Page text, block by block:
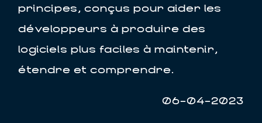
principes, conçus pour aider les
développeurs à produire des
logiciels plus faciles à maintenir,
étendre et comprendre.
06-04-2023